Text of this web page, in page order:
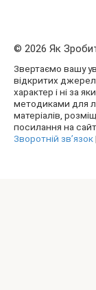
© 2026 Як
Звертаємо вашу
відкритих
характер і ні за
методиками для
матеріалів,
посилання на сайт.
Зворотній зв’язок|